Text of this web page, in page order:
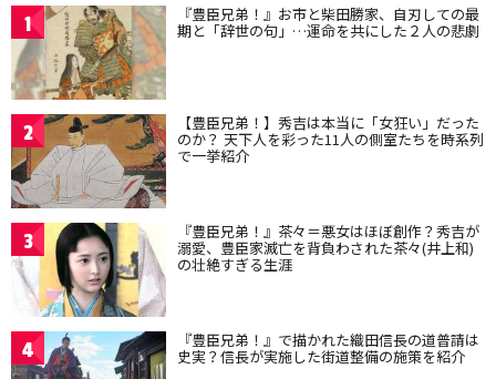
1 『豊臣兄弟！』お市と柴田勝家、自刃しての最
期と「辞世の句」…運命を共にした２人の悲劇
2 【豊臣兄弟！】秀吉は本当に「女狂い」だった
のか？ 天下人を彩った11人の側室たちを時系列
で一挙紹介
3 『豊臣兄弟！』茶々＝悪女はほぼ創作？秀吉が
溺愛、豊臣家滅亡を背負わされた茶々(井上和)
の壮絶すぎる生涯
4 『豊臣兄弟！』で描かれた織田信長の道普請は
史実？信長が実施した街道整備の施策を紹介